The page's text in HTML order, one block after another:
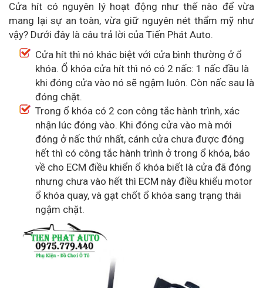
Cửa hít có nguyên lý hoạt động như thế nào để vừa
mang lại sự an toàn, vừa giữ nguyên nét thẩm mỹ như
vậy? Dưới đây là câu trả lời của Tiến Phát Auto.
Cửa hít thì nó khác biệt với cửa bình thường ở ổ
khóa. Ổ khóa cửa hít thì nó có 2 nấc: 1 nấc đầu là
khi đóng cửa vào nó sẽ ngậm luôn. Còn nấc sau là
đóng chặt.
Trong ổ khóa có 2 con công tắc hành trình, xác
nhận lúc đóng vào. Khi đóng cửa vào mà mới
đóng ở nấc thứ nhất, cánh cửa chưa được đóng
hết thì có công tắc hành trình ở trong ổ khóa, báo
về cho ECM điều khiển ổ khóa biết là cửa đã đóng
nhưng chưa vào hết thì ECM này điều khiểu motor
ổ khóa quay, và gạt chốt ổ khóa sang trạng thái
ngậm chặt.